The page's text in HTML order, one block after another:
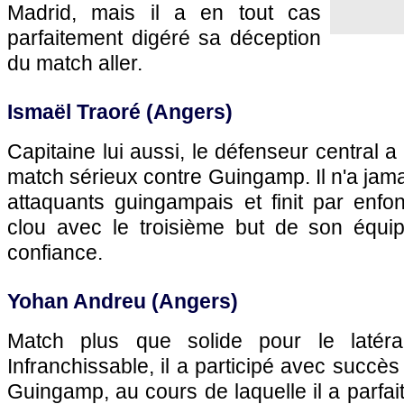
Madrid, mais il a en tout cas
parfaitement digéré sa déception
du match aller.
Ismaël Traoré (Angers)
Capitaine lui aussi, le défenseur central
match sérieux contre Guingamp. Il n'a
attaquants guingampais et finit par
clou avec le troisième but de son
confiance.
Yohan Andreu (Angers)
Match plus que solide pour le
Infranchissable, il a participé avec
Guingamp, au cours de laquelle il a